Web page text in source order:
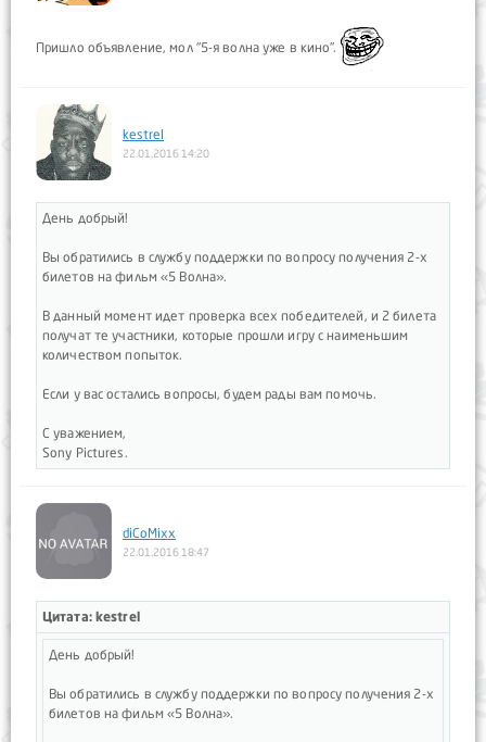
Пришло объявление, мол "5-я волна уже в кино".
kestrel
22.01.2016 14:20
День добрый!
Вы обратились в службу поддержки по вопросу получения 2-х
билетов на фильм «5 Волна».
В данный момент идет проверка всех победителей, и 2 билета
получат те участники, которые прошли игру с наименьшим
количеством попыток.
Если у вас остались вопросы, будем рады вам помочь.
С уважением,
Sony Pictures.
diCoMixx
22.01.2016 18:47
Цитата: kestrel
День добрый!
Вы обратились в службу поддержки по вопросу получения 2-х
билетов на фильм «5 Волна».